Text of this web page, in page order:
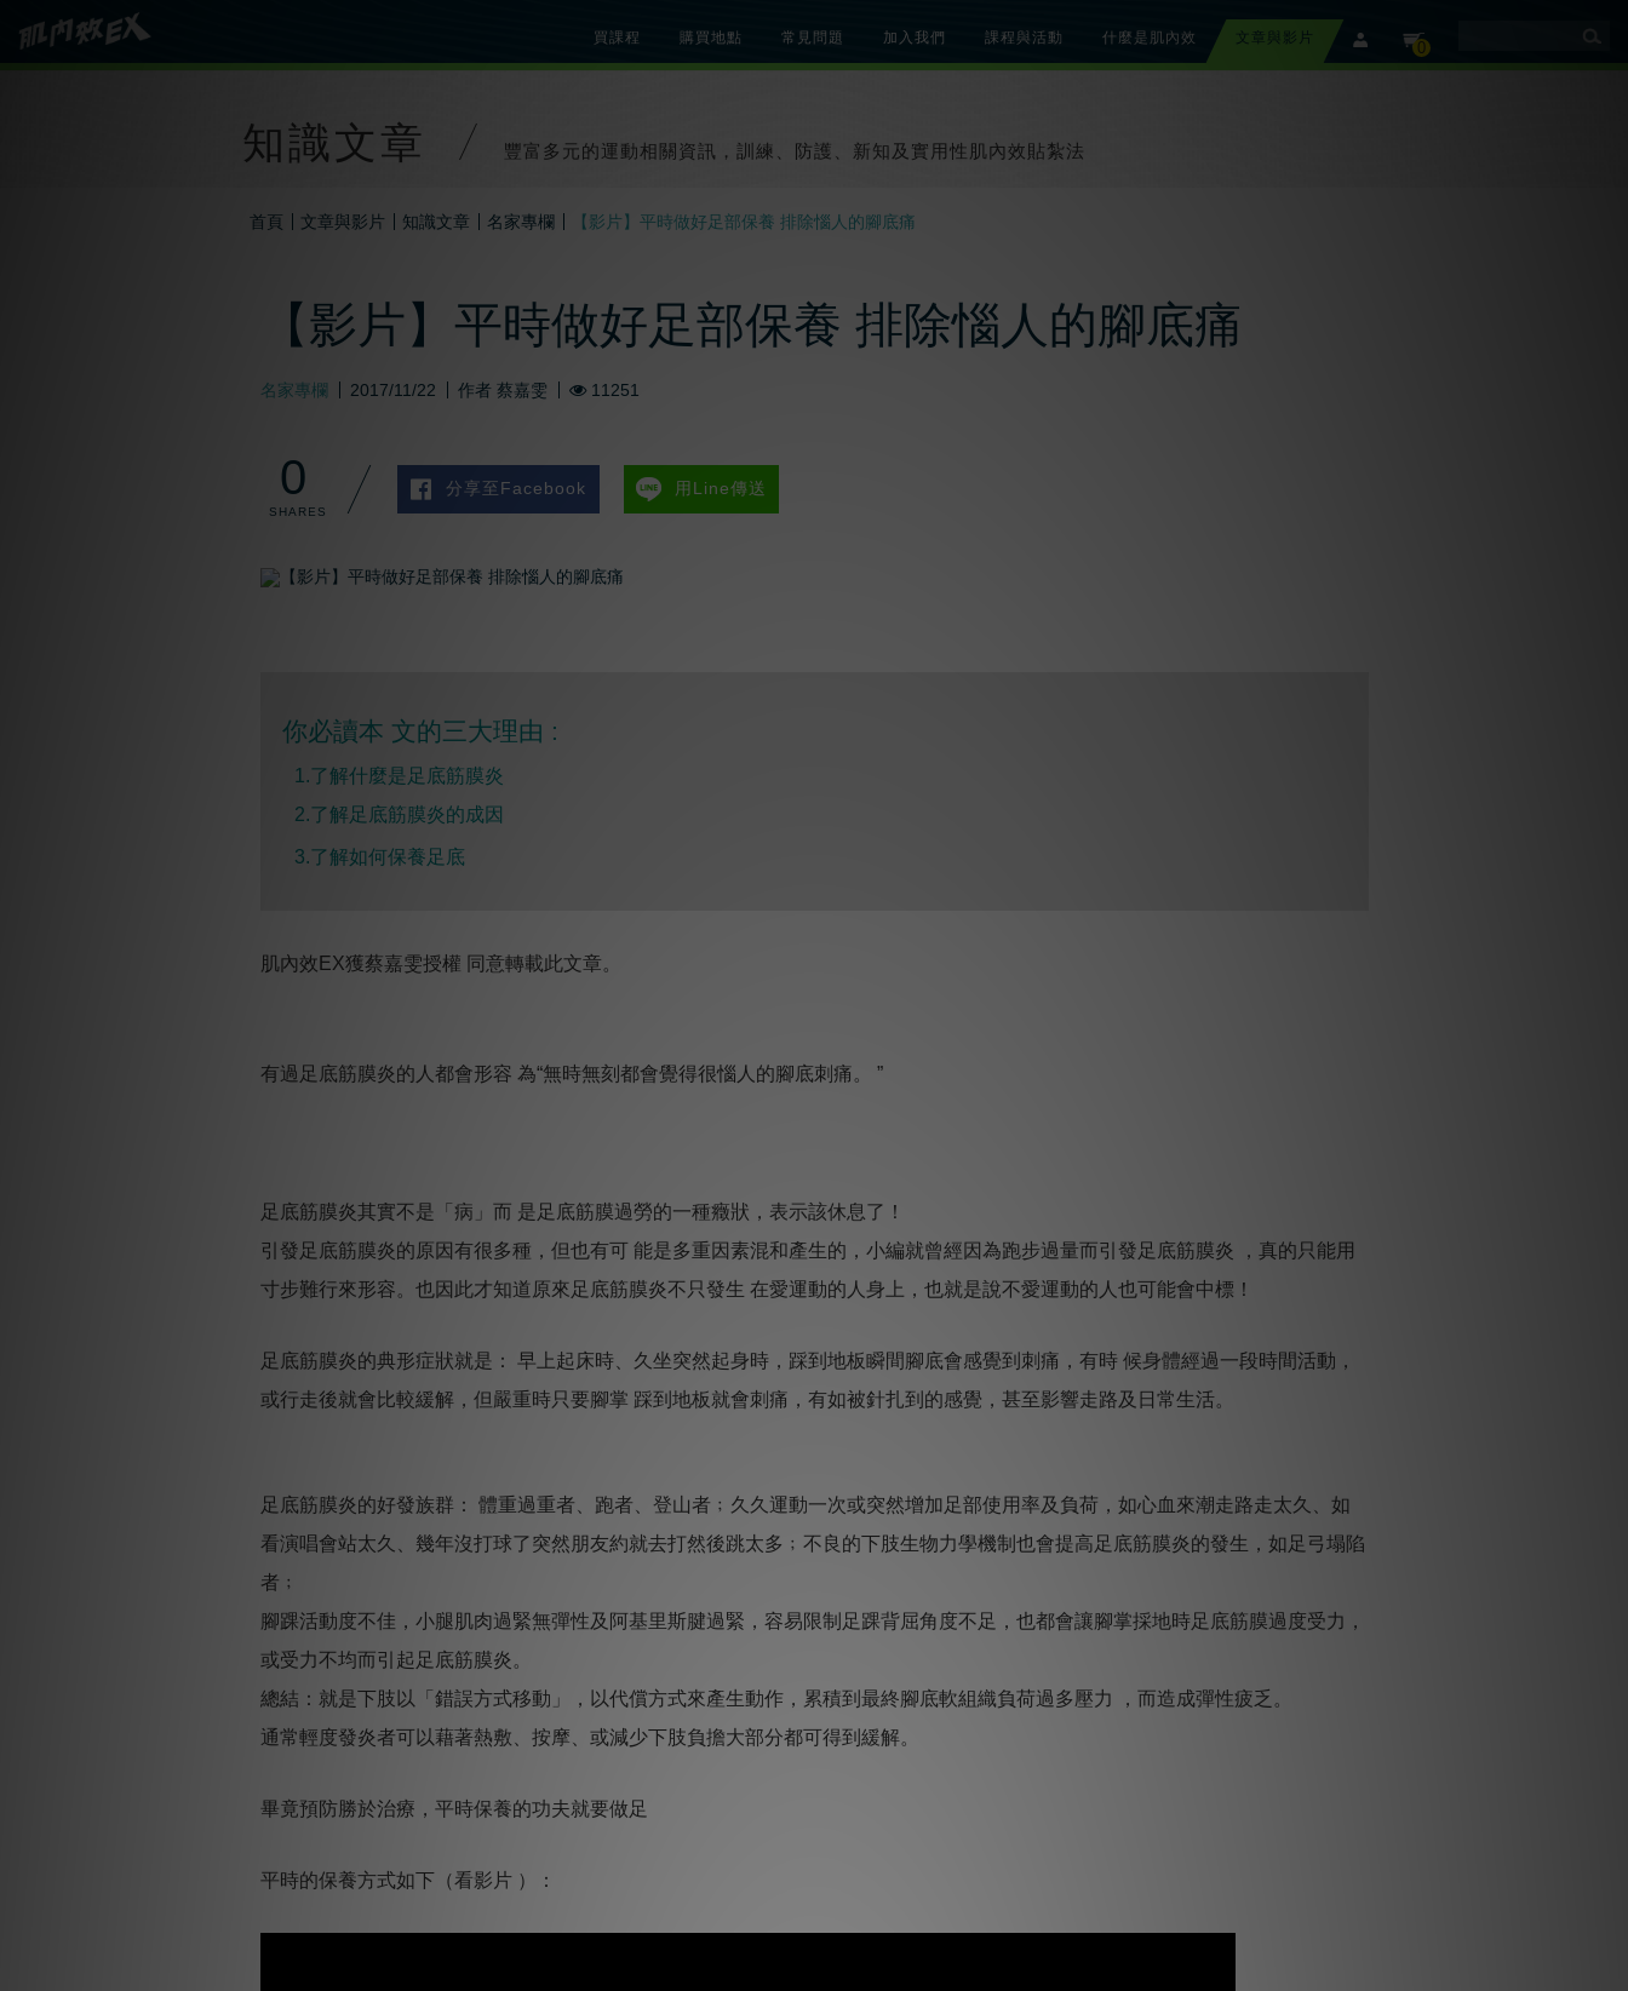
cart 0
member
買課程 購買地點 常見問題 加入我們
課程與活動
什麼是肌內效
文章與影片
知識文章 豐富多元的運動相關資訊，訓練、防護、新知及實用性肌內效貼紮法
首頁 文章與影片 知識文章 名家專欄 【影片】平時做好足部保養 排除惱人的腳底痛
【影片】平時做好足部保養 排除惱人的腳底痛
名家專欄 2017/11/22 作者 蔡嘉雯 11251
0 分享至Facebook 用Line傳送
你必讀本 文的三大理由 :
1.了解什麼是足底筋膜炎
2.了解足底筋膜炎的成因
3.了解如何保養足底
肌內效EX獲蔡嘉雯授權 同意轉載此文章。
有過足底筋膜炎的人都會形容 為“無時無刻都會覺得很惱人的腳底刺痛。 ”
足底筋膜炎其實不是「病」而 是足底筋膜過勞的一種癥狀，表示該休息了！
引發足底筋膜炎的原因有很多種，但也有可 能是多重因素混和產生的，小編就曾經因為跑步過量而引發足底筋膜炎 ，真的只能用
寸步難行來形容。也因此才知道原來足底筋膜炎不只發生 在愛運動的人身上，也就是說不愛運動的人也可能會中標！
足底筋膜炎的典形症狀就是： 早上起床時、久坐突然起身時，踩到地板瞬間腳底會感覺到刺痛，有時 候身體經過一段時間活動，
或行走後就會比較緩解，但嚴重時只要腳掌 踩到地板就會刺痛，有如被針扎到的感覺，甚至影響走路及日常生活。
足底筋膜炎的好發族群： 體重過重者、跑者、登山者﹔ 久久運動一次或突然增加足部使用率及負荷，如心血來潮走路走太久、如
看演唱會站太久、幾年沒打球了突然朋友約就去打然後跳太多﹔ 不良的下肢生物力學機制也會提高足底筋膜炎的發生，如足弓塌陷
者﹔
腳踝活動度不佳，小腿肌肉過緊無彈性及阿基里斯腱過緊，容易限制足踝背屈角度不足，也都會讓腳掌採地時足底筋膜過度受力，
或受力不均而引起足底筋膜炎。
總結：就是下肢以「錯誤方式移動」，以代償方式來產生動作，累積到最終腳底軟組織負荷過多壓力 ，而造成彈性疲乏。
通常輕度發炎者可以藉著熱敷、按摩、或減少下肢負擔大部分都可得到緩解。
畢竟預防勝於治療，平時保養的功夫就要做足
平時的保養方式如下（看影片 ）：